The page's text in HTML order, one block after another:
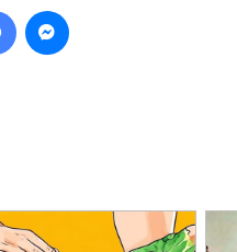
Facebook